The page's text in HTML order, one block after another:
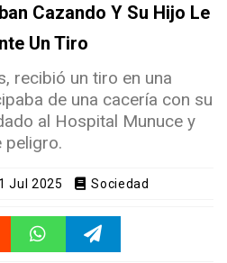
Cazando Y Su Hijo Le
Un Tiro
recibió un tiro en una
de una cacería con su
al Hospital Munuce y
peligro.
Jul 2025 Sociedad